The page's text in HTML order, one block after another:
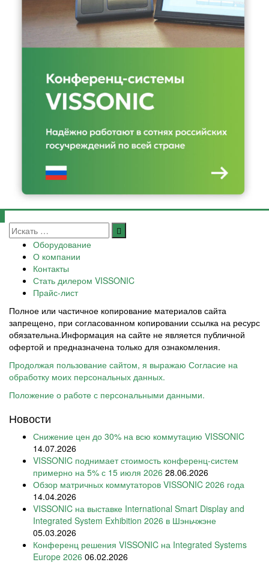
Оборудование
О компании
Контакты
Стать дилером VISSONIC
Прайс-лист
Полное или частичное копирование материалов сайта
запрещено, при согласованном копировании ссылка на ресурс
обязательна.Информация на сайте не является публичной
офертой и предназначена только для ознакомления.
Продолжая пользование сайтом, я выражаю Согласие на
обработку моих персональных данных.
Положение о работе с персональными данными.
Новости
Снижение цен до 30% на всю коммутацию VISSONIC
14.07.2026
VISSONIC поднимает стоимость конференц-систем
примерно на 5% с 15 июля 2026 28.06.2026
Обзор матричных коммутаторов VISSONIC 2026 года
14.04.2026
VISSONIC на выставке International Smart Display and
Integrated System Exhibition 2026 в Шэньчжэне
05.03.2026
Конференц решения VISSONIC на Integrated Systems
Europe 2026 06.02.2026